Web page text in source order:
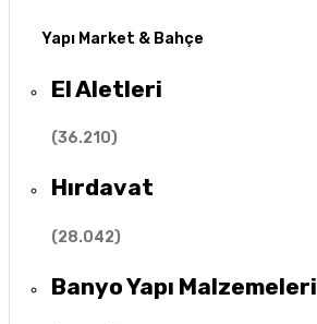
Yapı Market & Bahçe
El Aletleri
(36.210)
Hırdavat
(28.042)
Banyo Yapı Malzemeleri